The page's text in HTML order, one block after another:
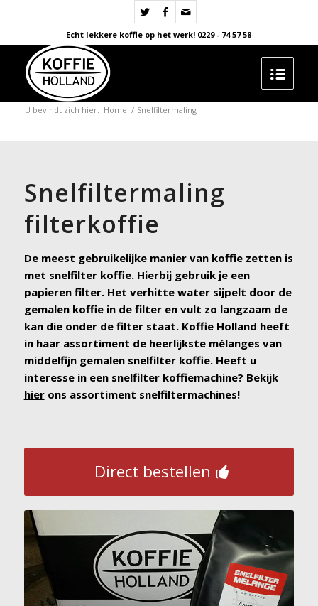
Echt lekkere koffie op het werk! 0229 - 74 57 58
U bevindt zich hier: Home / Snelfiltermaling
Snelfiltermaling
filterkoffie
De meest gebruikelijke manier van koffie zetten is
met snelfilter koffie. Hierbij gebruik je een
papieren filter. Het verhitte water sijpelt door de
gemalen koffie in de filter en vult zo langzaam de
kan die onder de filter staat. Koffie Holland heeft
in haar assortiment de heerlijkste mélanges van
middelfijn gemalen snelfilter koffie. Heeft u
interesse in een snelfilter koffiemachine? Bekijk
hierons assortiment snelfiltermachines!
Direct bestellen